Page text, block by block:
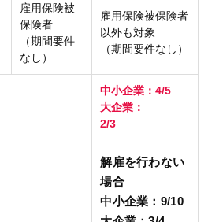
雇用保険被
保険者
（期間要件
なし）
雇用保険被保険者
以外も対象
（期間要件なし）
中小企業：4/5
大企業：
2/3
解雇を行わない
場合
中小企業：9/10